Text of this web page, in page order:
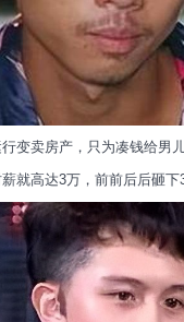
变卖房产，只为凑钱给男
就高达3万，前前后后砸